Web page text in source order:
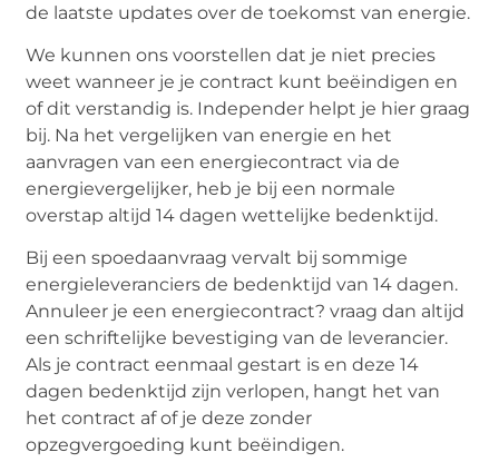
de laatste updates over de toekomst van energie.
We kunnen ons voorstellen dat je niet precies
weet wanneer je je contract kunt beëindigen en
of dit verstandig is. Independer helpt je hier graag
bij. Na het vergelijken van energie en het
aanvragen van een energiecontract via de
energievergelijker, heb je bij een normale
overstap altijd 14 dagen wettelijke bedenktijd.
Bij een spoedaanvraag vervalt bij sommige
energieleveranciers de bedenktijd van 14 dagen.
Annuleer je een energiecontract? vraag dan altijd
een schriftelijke bevestiging van de leverancier.
Als je contract eenmaal gestart is en deze 14
dagen bedenktijd zijn verlopen, hangt het van
het contract af of je deze zonder
opzegvergoeding kunt beëindigen.